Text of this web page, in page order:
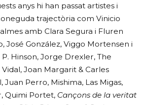
anys hi han passat artistes i
trajectòria com Vinicio
amb Clara Segura i Fluren
José González, Viggo Mortensen i
Hinson, Jorge Drexler, The
Joan Margarit & Carles
Juan Perro, Mishima, Las Migas,
Quimi Portet, Cançons de la veritat